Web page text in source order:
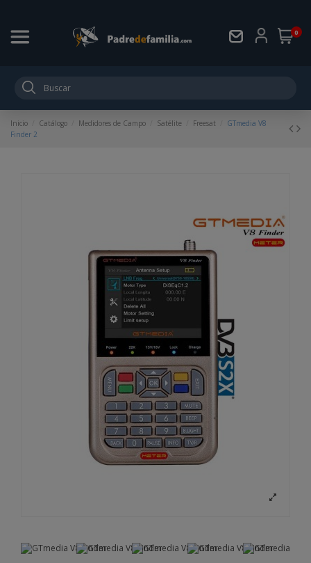
0
Inicio Catálogo Medidores de Campo Satélite Freesat
GTmedia V8
Finder 2